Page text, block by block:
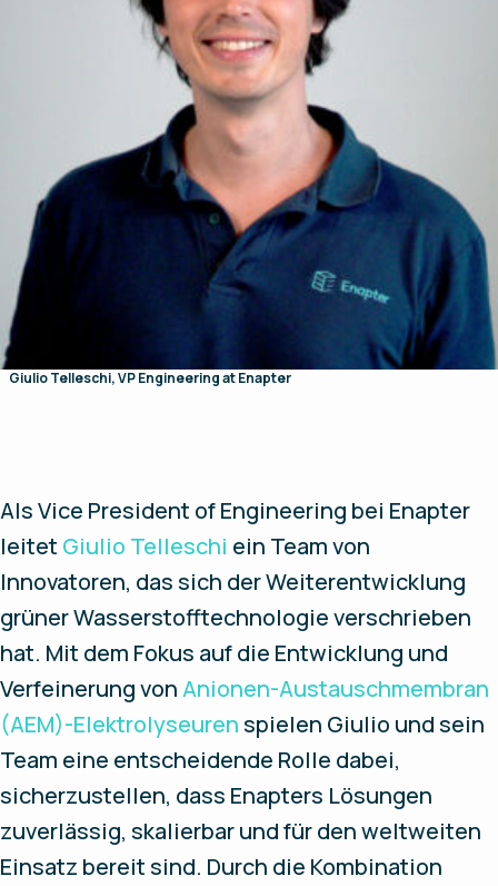
Giulio Telleschi, VP Engineering at Enapter
Als Vice President of Engineering bei Enapter
leitet Giulio Telleschi ein Team von
Innovatoren, das sich der Weiterentwicklung
grüner Wasserstofftechnologie verschrieben
hat. Mit dem Fokus auf die Entwicklung und
Verfeinerung vonAnionen-Austauschmembran
(AEM)-Elektrolyseuren spielen Giulio und sein
Team eine entscheidende Rolle dabei,
sicherzustellen, dass Enapters Lösungen
zuverlässig, skalierbar und für den weltweiten
Einsatz bereit sind. Durch die Kombination